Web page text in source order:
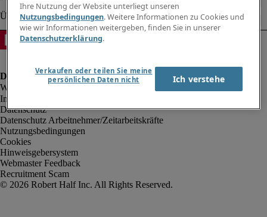
Impressum
Datenschutz
Datenschutz Arbeitnehmer/Zeitarbeitskräfte
Nutzungsbedingungen
Cookies
Hinweisgebersystem
Webmaster Feedback
Recruitment Scam
Ihre Nutzung der Website unterliegt unseren
Nutzungsbedingungen. Weitere Informationen zu Cookies und
wie wir Informationen weitergeben, finden Sie in unserer
Datenschutzerklärung.
Verkaufen oder teilen Sie meine
persönlichen Daten nicht
Ich verstehe